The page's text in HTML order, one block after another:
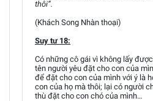
thôi”.
(Khách Song Nhàn thoại)
Suy tư 18:
Có những cô gái vì không lấy
tên người yêu đặt cho con của
để đặt cho con của mình với ý là
con của họ mà thôi; lại có người
thù đặt cho con chó của mình…